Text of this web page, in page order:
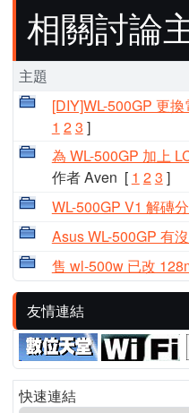
相關討論
主題
[DIY]WL-500GP 更
1 23 ]
為 WL-500GP 加上
作者 Aven [ 1 23 ]
WL-500GP V1 解磚
Asus WL-500GP 有
售 wl-500w 已改
友情連結
快速連結